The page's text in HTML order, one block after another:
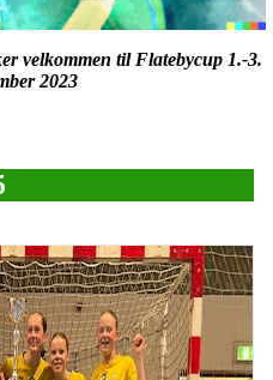
velkommen til Flatebycup 1.-3.
2023